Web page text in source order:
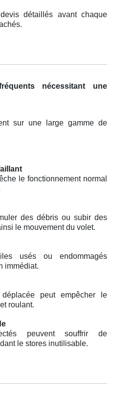
détaillés avant chaque
nécessitant une
sur une large gamme de
le fonctionnement normal
des débris ou subir des
le mouvement du volet.
usés ou endommagés
immédiat.
peut empêcher le
roulant.
peuvent souffrir de
le stores inutilisable.